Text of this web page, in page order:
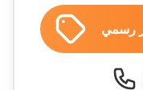
رسمي